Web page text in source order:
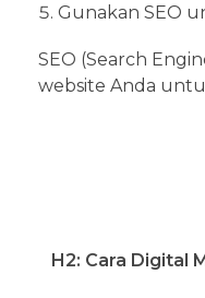
Gunakan SEO
SEO (Search
website Anda
H2: Cara Digital